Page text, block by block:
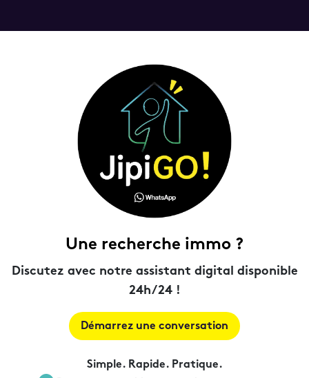
Une recherche immo ?
Discutez avec notre assistant digital disponible
24h/24 !
Démarrez une conversation
Simple. Rapide. Pratique.